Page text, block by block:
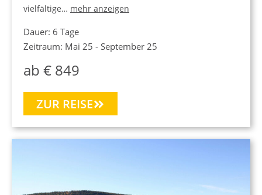
vielfältige… mehr anzeigen
Dauer: 6 Tage
Zeitraum: Mai 25 - September 25
ab € 849
ZUR REISE